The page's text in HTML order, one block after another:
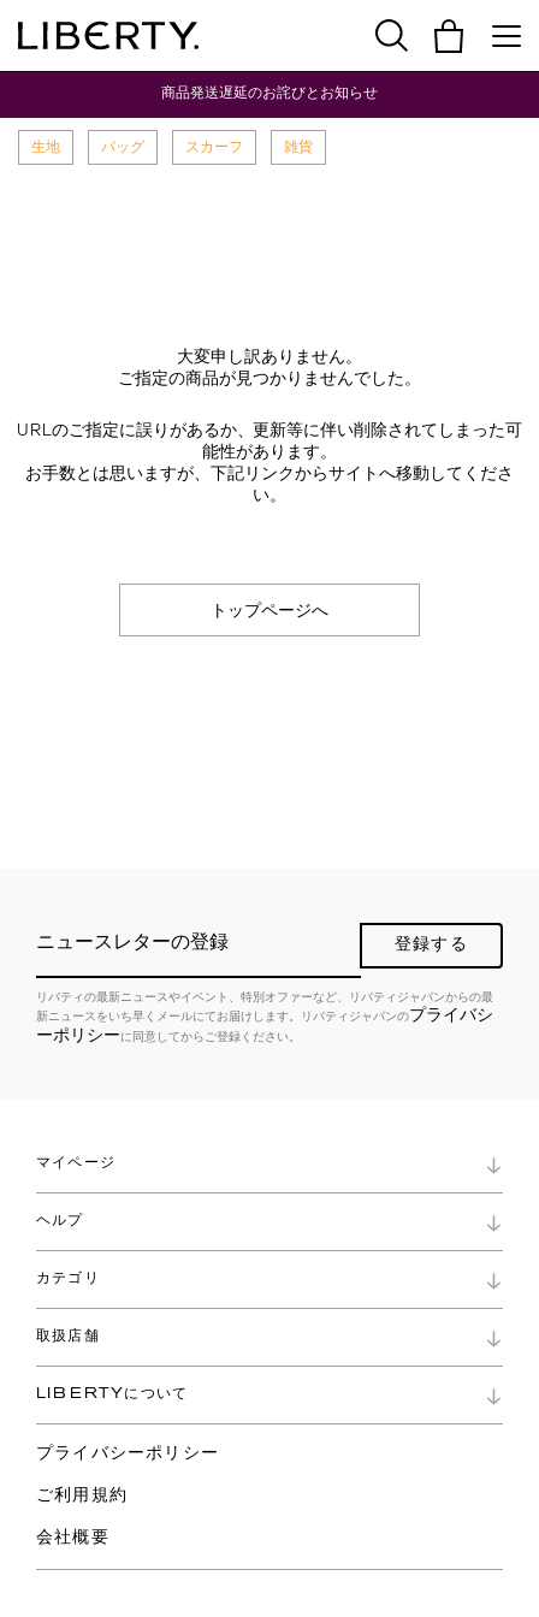
商品発送遅延のお詫びとお知らせ
生地 バッグ スカーフ 雑貨
大変申し訳ありません。
ご指定の商品が見つかりませんでした。
URLのご指定に誤りがあるか、更新等に伴い削除されてしまった可
能性があります。
お手数とは思いますが、下記リンクからサイトへ移動してくださ
い。
トップページへ
ニュースレターの登録 登録する
リバティの最新ニュースやイベント、特別オファーなど、リバティジャパンからの最
新ニュースをいち早くメールにてお届けします。リバティジャパンのプライバシ
ーポリシーに同意してからご登録ください。
マイページ
ロイヤリティプログラム
パスワード再設定
ショッピングバッグ
ヘルプ
お問い合わせ
よくあるご質問
ご利用ガイド
カテゴリ
コレクション
ファブリックス
バッグ
スカーフ
ウェア
ライフスタイル
スペシャル
取扱店舗
リバティ・ファブリックス
LIBERTYについて
プライバシーポリシー
ご利用規約
会社概要